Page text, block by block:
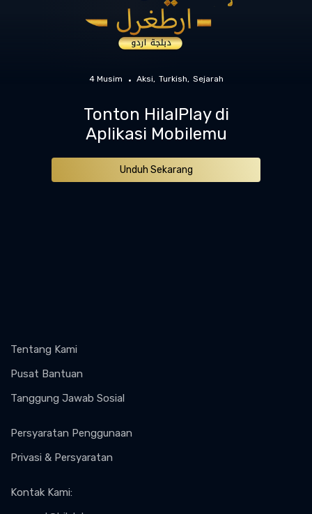
4 Musim Aksi Turkish Sejarah
Tonton HilalPlay di
Aplikasi Mobilemu
Unduh Sekarang
Tentang Kami
Pusat Bantuan
Tanggung Jawab Sosial
Persyaratan Penggunaan
Privasi & Persyaratan
Kontak Kami: